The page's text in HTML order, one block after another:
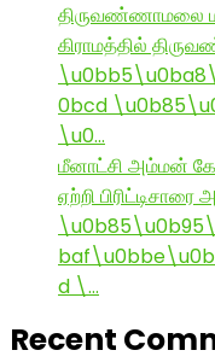
திருவண்ணாமலை
கிராமத்தில்
0bcd
\u0…
மீனாட்சி அம்மன்
ஏற்றி
d \…
Recent